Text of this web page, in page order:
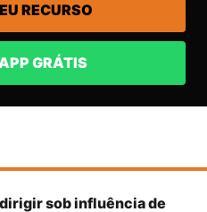
RECURSO
GRÁTIS
sob influência de